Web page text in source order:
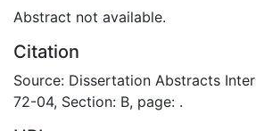
Abstract not available.
Citation
Source: Dissertation Abstracts
72-04, Section: B, page: .